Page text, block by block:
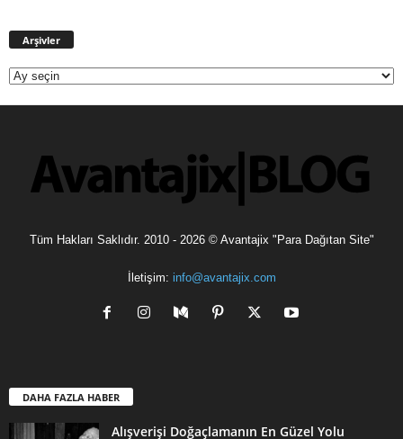
Arşivler
Tüm Hakları Saklıdır. 2010 - 2026 © Avantajix "Para Dağıtan Site"
İletişim: info@avantajix.com
DAHA FAZLA HABER
Alışverişi Doğaçlamanın En Güzel Yolu